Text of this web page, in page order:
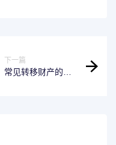
下一篇
常见转移财产的方